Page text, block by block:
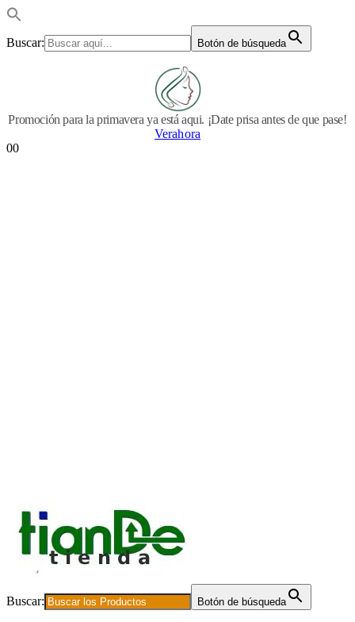
Buscar: Botón de búsqueda
Promoción para la primavera ya está aqui. ¡Date prisa antes de que pase!
Verahora
00
Buscar: Botón de búsqueda